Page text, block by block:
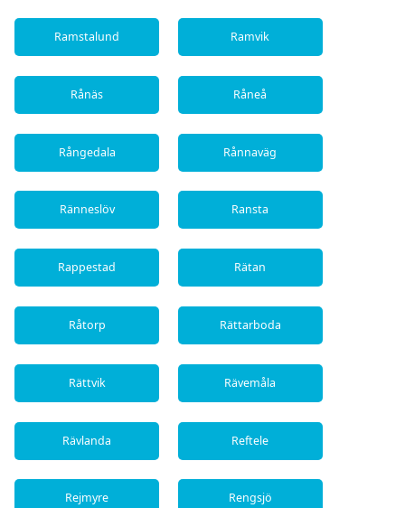
Ramstalund Ramvik
Rånäs Råneå
Rångedala Rånnaväg
Ränneslöv Ransta
Rappestad Rätan
Råtorp Rättarboda
Rättvik Rävemåla
Rävlanda Reftele
Rejmyre Rengsjö